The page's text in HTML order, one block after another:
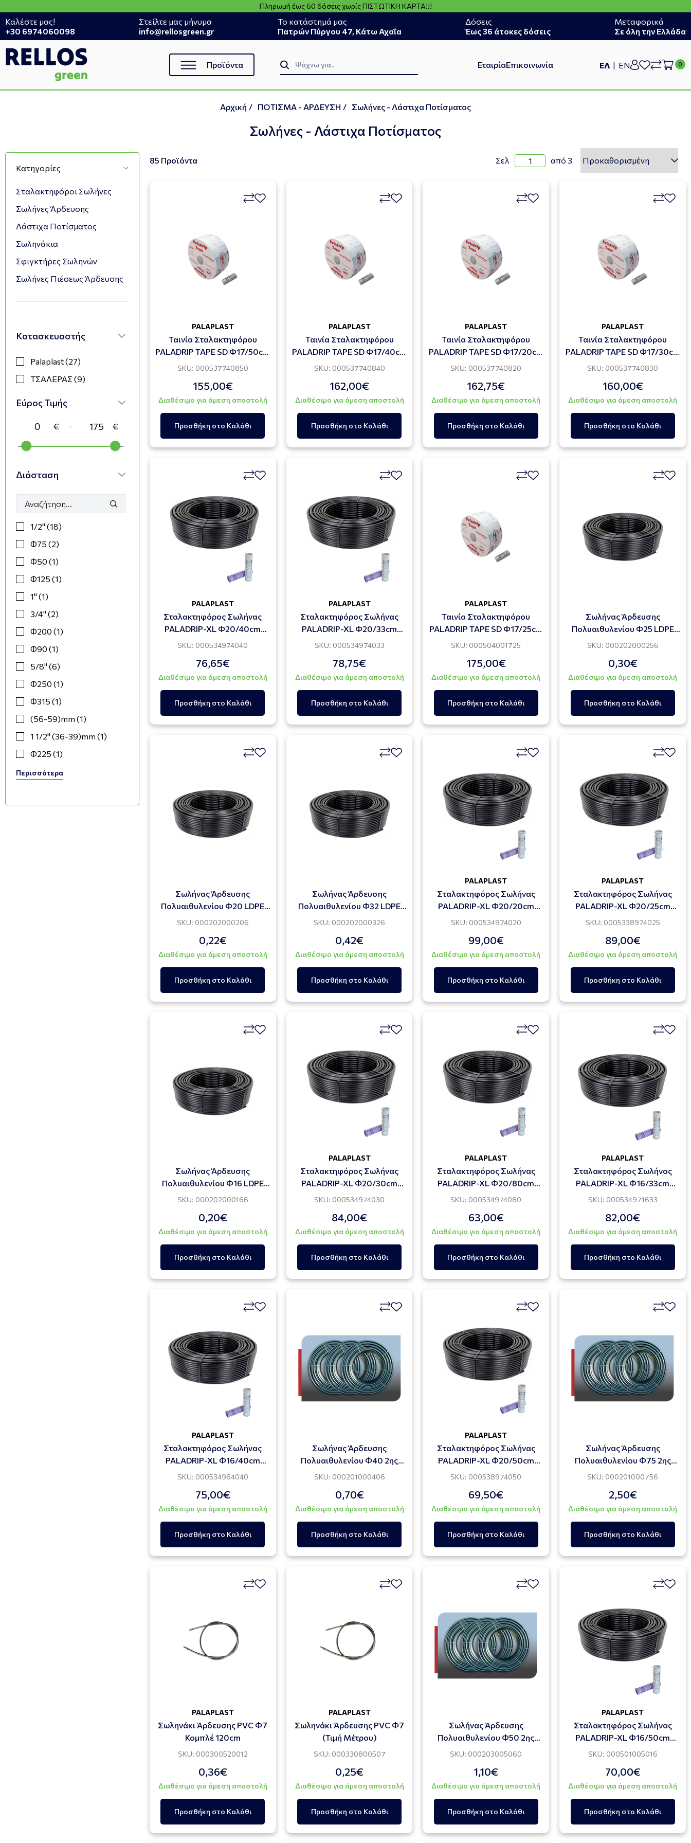
Πληρωμή έως 60 δόσεις χωρίς ΠΙΣΤΩΤΙΚΗ ΚΑΡΤΑ!!!
Καλέστε μας!
+30 6974060098
Στείλτε μας μήνυμα
info@rellosgreen.gr
Το κατάστημά μας
Πατρών Πύργου 47, Κάτω Αχαΐα
Δόσεις
Έως 36 άτοκες δόσεις
Μεταφορικά
Σε όλη την Ελλάδα
Προϊόντα ΕταιρίαΕπικοινωνία ΕΛ EN
Αρχική / ΠΟΤΙΣΜΑ - ΑΡΔΕΥΣΗ / Σωλήνες - Λάστιχα Ποτίσματος
Σωλήνες - Λάστιχα Ποτίσματος
Κατηγορίες
Σταλακτηφόροι Σωλήνες
Σωλήνες Άρδευσης
Λάστιχα Ποτίσματος
Σωληνάκια
Σφιγκτήρες Σωληνών
Σωλήνες Πιέσεως Άρδευσης
Κατασκευαστής
Palaplast (27)
ΤΣΑΛΕΡΑΣ (9)
Εύρος Τιμής
−
Διάσταση
1/2" (18)
Φ75 (2)
Φ50 (1)
Φ125 (1)
1" (1)
3/4" (2)
Φ200 (1)
Φ90 (1)
5/8" (6)
Φ250 (1)
Φ315 (1)
(56-59)mm (1)
1 1/2" (36-39)mm (1)
Φ225 (1)
4" (92-97)mm (1)
(122-131) mm (1)
Περισσότερα
85 Προϊόντα Σελ από 3
PALAPLAST
Ταινία Σταλακτηφόρου
PALADRIP TAPE SD Φ17/50cm
3,60lt/h 2600m
SKU: 000537740850
155,00€
Διαθέσιμο για άμεση αποστολή
Προσθήκη στο Καλάθι
PALAPLAST
Ταινία Σταλακτηφόρου
PALADRIP TAPE SD Φ17/40cm
3,60lt/h 2600m
SKU: 000537740840
162,00€
Διαθέσιμο για άμεση αποστολή
Προσθήκη στο Καλάθι
PALAPLAST
Ταινία Σταλακτηφόρου
PALADRIP TAPE SD Φ17/20cm
3,60lt/h 2500m
SKU: 000537740820
162,75€
Διαθέσιμο για άμεση αποστολή
Προσθήκη στο Καλάθι
PALAPLAST
Ταινία Σταλακτηφόρου
PALADRIP TAPE SD Φ17/30cm
3,60lt/h 2600m
SKU: 000537740830
160,00€
Διαθέσιμο για άμεση αποστολή
Προσθήκη στο Καλάθι
PALAPLAST
Σταλακτηφόρος Σωλήνας
PALADRIP-XL Φ20/40cm
4.0l/h
SKU: 000534974040
76,65€
Διαθέσιμο για άμεση αποστολή
Προσθήκη στο Καλάθι
PALAPLAST
Σταλακτηφόρος Σωλήνας
PALADRIP-XL Φ20/33cm
4.0l/h
SKU: 000534974033
78,75€
Διαθέσιμο για άμεση αποστολή
Προσθήκη στο Καλάθι
PALAPLAST
Ταινία Σταλακτηφόρου
PALADRIP TAPE SD Φ17/25cm
3,60lt/h 2600m
SKU: 000504001725
175,00€
Διαθέσιμο για άμεση αποστολή
Προσθήκη στο Καλάθι
Σωλήνας Άρδευσης
Πολυαιθυλενίου Φ25 LDPE
DRIP
SKU: 000202000256
0,30€
Διαθέσιμο για άμεση αποστολή
Προσθήκη στο Καλάθι
Σωλήνας Άρδευσης
Πολυαιθυλενίου Φ20 LDPE
DRIP
SKU: 000202000206
0,22€
Διαθέσιμο για άμεση αποστολή
Προσθήκη στο Καλάθι
Σωλήνας Άρδευσης
Πολυαιθυλενίου Φ32 LDPE
DRIP
SKU: 000202000326
0,42€
Διαθέσιμο για άμεση αποστολή
Προσθήκη στο Καλάθι
PALAPLAST
Σταλακτηφόρος Σωλήνας
PALADRIP-XL Φ20/20cm
4.0l/h
SKU: 000534974020
99,00€
Διαθέσιμο για άμεση αποστολή
Προσθήκη στο Καλάθι
PALAPLAST
Σταλακτηφόρος Σωλήνας
PALADRIP-XL Φ20/25cm
4.0l/h (300 Μέτρα)
SKU: 0005338974025
89,00€
Διαθέσιμο για άμεση αποστολή
Προσθήκη στο Καλάθι
Σωλήνας Άρδευσης
Πολυαιθυλενίου Φ16 LDPE
DRIP
SKU: 000202000166
0,20€
Διαθέσιμο για άμεση αποστολή
Προσθήκη στο Καλάθι
PALAPLAST
Σταλακτηφόρος Σωλήνας
PALADRIP-XL Φ20/30cm
4.0l/h
SKU: 000534974030
84,00€
Διαθέσιμο για άμεση αποστολή
Προσθήκη στο Καλάθι
PALAPLAST
Σταλακτηφόρος Σωλήνας
PALADRIP-XL Φ20/80cm
4.0l/h
SKU: 000534974080
63,00€
Διαθέσιμο για άμεση αποστολή
Προσθήκη στο Καλάθι
PALAPLAST
Σταλακτηφόρος Σωλήνας
PALADRIP-XL Φ16/33cm
4.0l/h (400 Μέτρα)
SKU: 000534971633
82,00€
Διαθέσιμο για άμεση αποστολή
Προσθήκη στο Καλάθι
PALAPLAST
Σταλακτηφόρος Σωλήνας
PALADRIP-XL Φ16/40cm
4.0l/h (400 Μέτρα)
SKU: 000534964040
75,00€
Διαθέσιμο για άμεση αποστολή
Προσθήκη στο Καλάθι
Σωλήνας Άρδευσης
Πολυαιθυλενίου Φ40 2ης
Γενιάς ΗDPE (100 ΜΕΤΡΑ)
SKU: 000201000406
0,70€
Διαθέσιμο για άμεση αποστολή
Προσθήκη στο Καλάθι
PALAPLAST
Σταλακτηφόρος Σωλήνας
PALADRIP-XL Φ20/50cm
4.0l/h
SKU: 000538974050
69,50€
Διαθέσιμο για άμεση αποστολή
Προσθήκη στο Καλάθι
Σωλήνας Άρδευσης
Πολυαιθυλενίου Φ75 2ης
Γενιάς ΗDPE (100 ΜΕΤΡΑ)
SKU: 000201000756
2,50€
Διαθέσιμο για άμεση αποστολή
Προσθήκη στο Καλάθι
PALAPLAST
Σωληνάκι Άρδευσης PVC Φ7
Κομπλέ 120cm
SKU: 000300520012
0,36€
Διαθέσιμο για άμεση αποστολή
Προσθήκη στο Καλάθι
PALAPLAST
Σωληνάκι Άρδευσης PVC Φ7
(Τιμή Μέτρου)
SKU: 000330800507
0,25€
Διαθέσιμο για άμεση αποστολή
Προσθήκη στο Καλάθι
Σωλήνας Άρδευσης
Πολυαιθυλενίου Φ50 2ης
Γενιάς ΗDPE (100 ΜΕΤΡΑ)
SKU: 000203005060
1,10€
Διαθέσιμο για άμεση αποστολή
Προσθήκη στο Καλάθι
PALAPLAST
Σταλακτηφόρος Σωλήνας
PALADRIP-XL Φ16/50cm
4.0l/h (400 Μέτρα)
SKU: 000501005016
70,00€
Διαθέσιμο για άμεση αποστολή
Προσθήκη στο Καλάθι